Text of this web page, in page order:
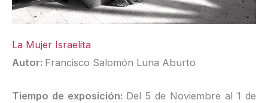
La Mujer Israelita
Autor: Francisco Salomón Luna Aburto
Tiempo de exposición: Del 5 de Noviembre al 1 de